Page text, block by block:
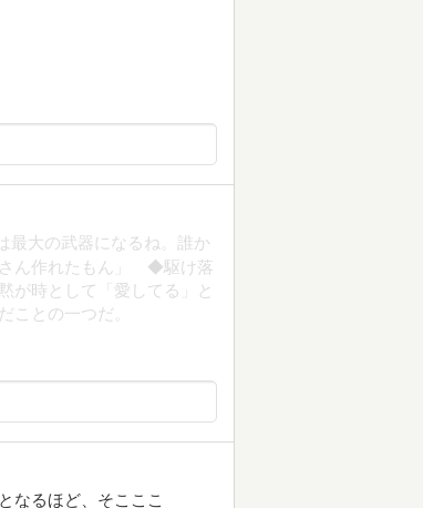
最大の武器になるね。誰か
さん作れたもん」 ◆駆け落
が時として「愛してる」と
ことの一つだ。
なるほど、そこここ